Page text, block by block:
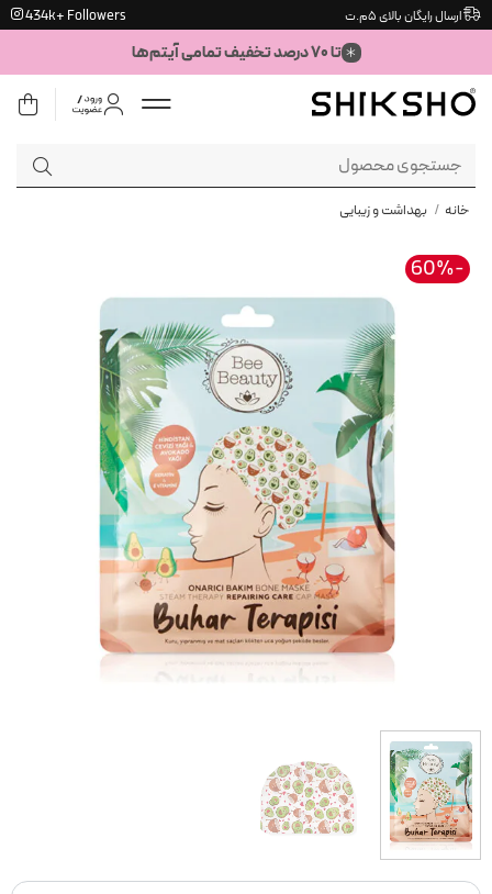
Skip
content
ارسال رایگان بالای ۵م.ت 434k+ Followers
تا ۷۰ درصد تخفیف تمامی آیتم‌ها
جستجو
برای:
خانه / بهداشت و زیبایی
-60%